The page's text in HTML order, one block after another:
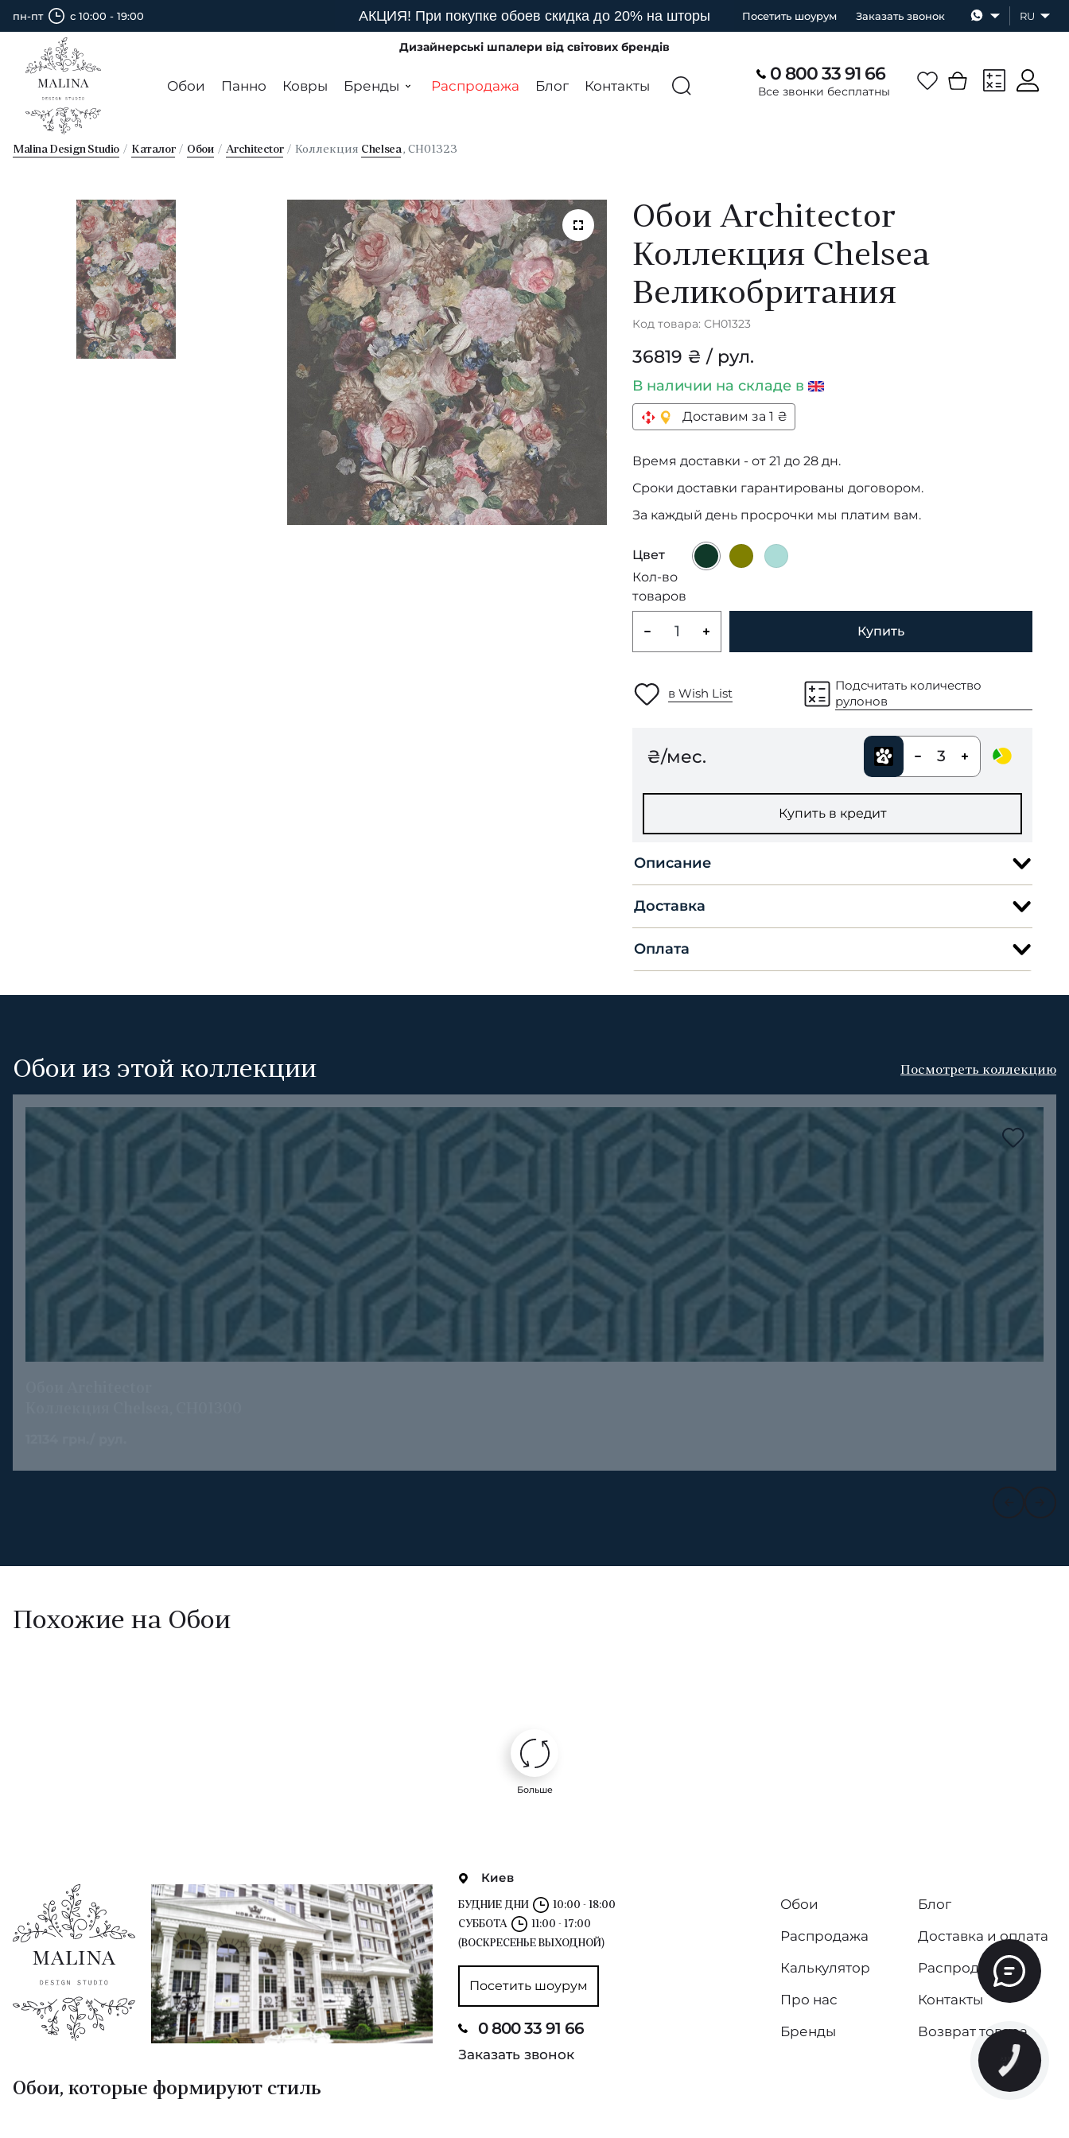
пн-пт с 10:00 - 19:00 АКЦИЯ! При покупке обоев скидка до 20% на шторы Посетить шоурум Заказать звонок RU
Дизайнерські шпалери від світових брендів
Обои Панно Ковры Бренды Распродажа Блог Контакты
0 800 33 91 66
Все звонки бесплатны
Malina Design Studio Каталог Обои Architector Коллекция Chelsea, CH01323
Обои Architector
Коллекция Chelsea
Великобритания
Код товара: CH01323
36819 ₴ / рул.
В наличии на складе в
Доставим за 1 ₴
Время доставки - от 21 до 28 дн.
Сроки доставки гарантированы договором.
За каждый день просрочки мы платим вам.
Цвет
Кол-во
товаров
Купить
в Wish List
Подсчитать количество
рулонов
₴/мес. 3
Купить в кредит
Описание
Доставка
Оплата
Обои из этой коллекции Посмотреть коллекцию
Похожие на Обои
Больше
Киев
БУДНИЕ ДНИ
10:00 - 18:00
СУББОТА
11:00 - 17:00
(ВОСКРЕСЕНЬЕ ВЫХОДНОЙ)
Посетить шоурум
0 800 33 91 66
Заказать звонок
Обои
Распродажа
Калькулятор
Про нас
Бренды
Блог
Доставка и оплата
Распродажа
Контакты
Возврат товара
Обои, которые формируют стиль